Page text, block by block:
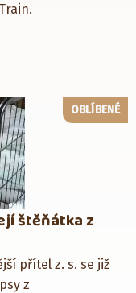
OBLÍBENÉ
štěňátka z
přítel z. s. se již
z